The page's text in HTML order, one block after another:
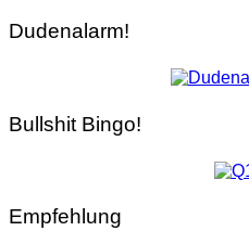
Dudenalarm!
Bullshit Bingo!
Empfehlung